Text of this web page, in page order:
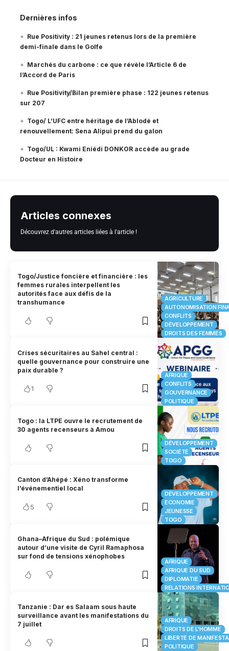
Dernières infos
Rue Positivity : 21 jeunes retenus lors de la première
demi-finale dans le Golfe
Marchés du carbone : ce que révèle l’Article 6 de
l’Accord de Paris
Rue Positivity/Bilan première phase : 122 jeunes retenus
sur 207
Togo/ L’UFC entre héritage de l’Ablodé et
renouvellement: Sena Alipui prend du galon
Togo/UL : Kwami Eniédi DONKOR accède au grade
Docteur en Histoire
Articles connexes
Découvrez d'autres articles liées à l'article !
AGRICULTURE
AUTONOMISATION
CONFLITS
DÉVELOPPEMENT
DROITS DES FEMMES
Togo/Justice foncière et financière : les
femmes rurales interpellent les
autorités face aux défis de la
transhumance
AFRIQUE
CONFLITS
GOUVERNANCE
POLITIQUE
Crises sécuritaires au Sahel central :
quelle gouvernance pour construire une
paix durable ?
1
DÉVELOPPEMENT
SOCIÉTÉ
TOGO
Togo : la LTPE ouvre le recrutement de
30 agents recenseurs à Amou
DÉVELOPPEMENT
ECONOMIE
JEUNESSE
TOGO
Canton d’Ahépé : Xéno transforme
l’événementiel local
5
AFRIQUE
AFRIQUE DU SUD
DIPLOMATIE
RELATIONS
Ghana–Afrique du Sud : polémique
autour d’une visite de Cyril Ramaphosa
sur fond de tensions xénophobes
AFRIQUE
DROITS DE L'HOMME
LIBERTÉ DE
POLITIQUE
Tanzanie : Dar es Salaam sous haute
surveillance avant les manifestations du
7 juillet